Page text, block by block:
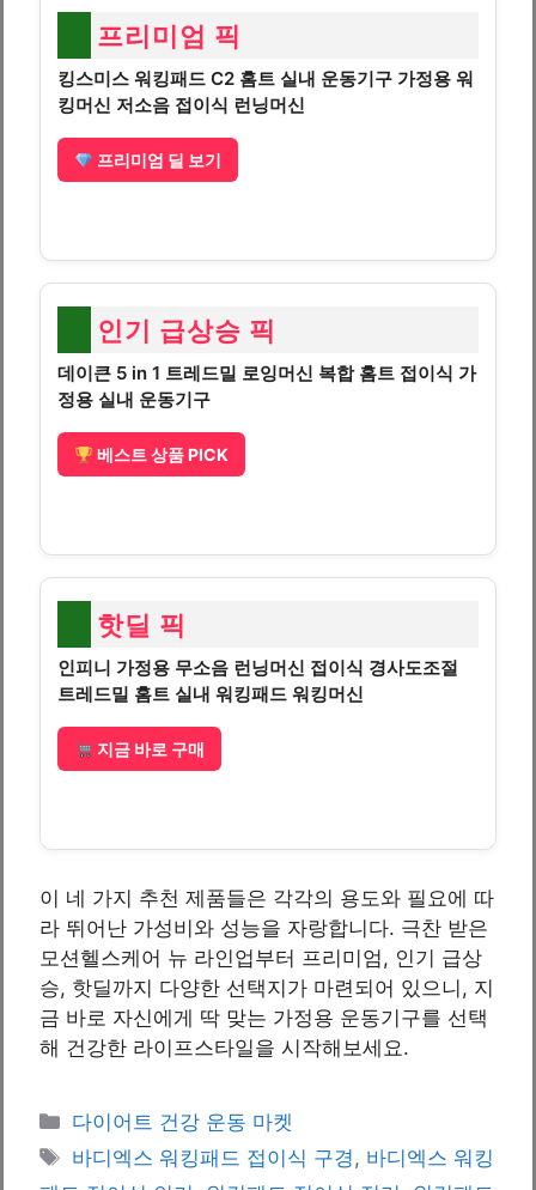
프리미엄 픽
킹스미스 워킹패드 C2 홈트 실내 운동기구 가정용 워
킹머신 저소음 접이식 런닝머신
프리미엄 딜 보기
인기 급상승 픽
데이큰 5 in 1 트레드밀 로잉머신 복합 홈트 접이식 가
정용 실내 운동기구
베스트 상품 PICK
핫딜 픽
인피니 가정용 무소음 런닝머신 접이식 경사도조절
트레드밀 홈트 실내 워킹패드 워킹머신
지금 바로 구매
이 네 가지 추천 제품들은 각각의 용도와 필요에 따
라 뛰어난 가성비와 성능을 자랑합니다. 극찬 받은
모션헬스케어 뉴 라인업부터 프리미엄, 인기 급상
승, 핫딜까지 다양한 선택지가 마련되어 있으니, 지
금 바로 자신에게 딱 맞는 가정용 운동기구를 선택
해 건강한 라이프스타일을 시작해보세요.
Categories
다이어트 건강 운동 마켓
Tags
바디엑스 워킹패드 접이식 구경, 바디엑스 워킹